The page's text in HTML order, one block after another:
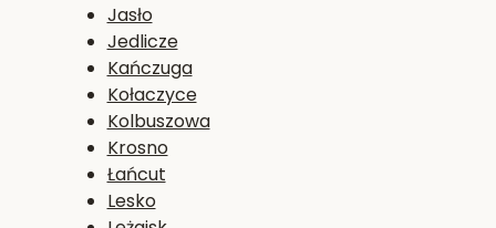
Jasło
Jedlicze
Kańczuga
Kołaczyce
Kolbuszowa
Krosno
Łańcut
Lesko